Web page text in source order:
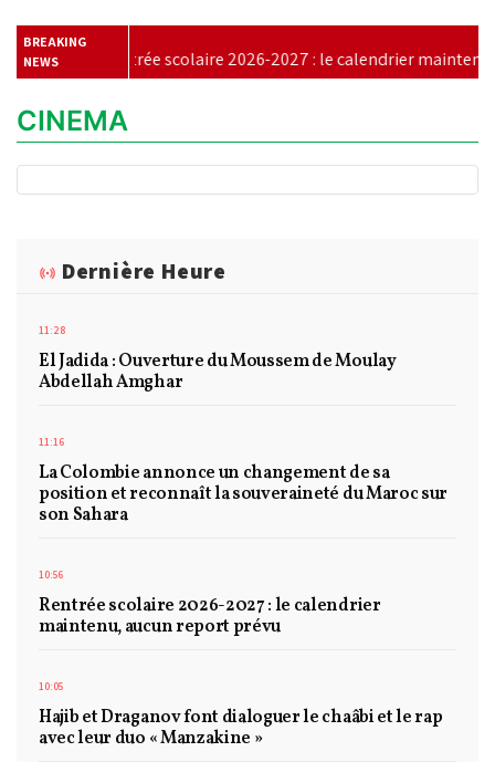
BREAKING
NEWSscolaire 2026-2027 : le calendrier maintenu, aucun report
CINEMA
Dernière Heure
11:28
El Jadida : Ouverture du Moussem de Moulay
Abdellah Amghar
11:16
La Colombie annonce un changement de sa
position et reconnaît la souveraineté du Maroc sur
son Sahara
10:56
Rentrée scolaire 2026-2027 : le calendrier
maintenu, aucun report prévu
10:05
Hajib et Draganov font dialoguer le chaâbi et le rap
avec leur duo « Manzakine »